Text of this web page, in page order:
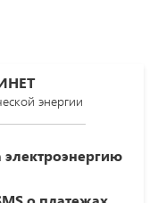
энергии
электроэнергию